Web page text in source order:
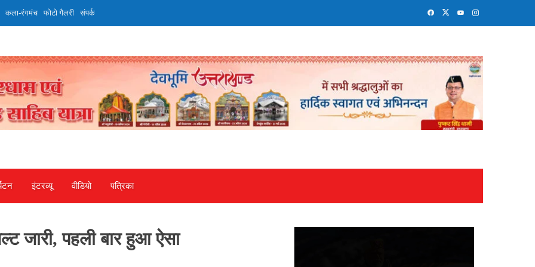
कला-रंगमंच फोटो गैलरी संपर्क
इंटरव्‍यू वीडियो पत्रिका
जारी, पहली बार हुआ ऐसा